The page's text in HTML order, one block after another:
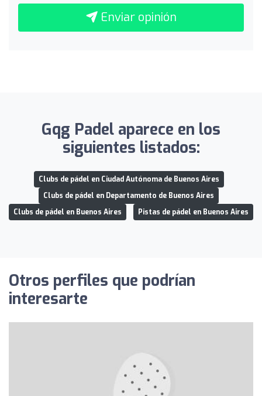
Enviar opinión
Gqg Padel aparece en los
siguientes listados:
Clubs de pádel en Ciudad Autónoma de Buenos Aires
Clubs de pádel en Departamento de Buenos Aires
Clubs de pádel en Buenos Aires
Pistas de pádel en Buenos Aires
Otros perfiles que podrían
interesarte